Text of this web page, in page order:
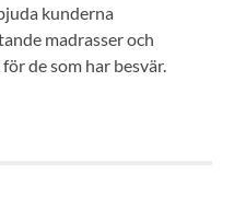
kunderna
madrasser och
de som har besvär.